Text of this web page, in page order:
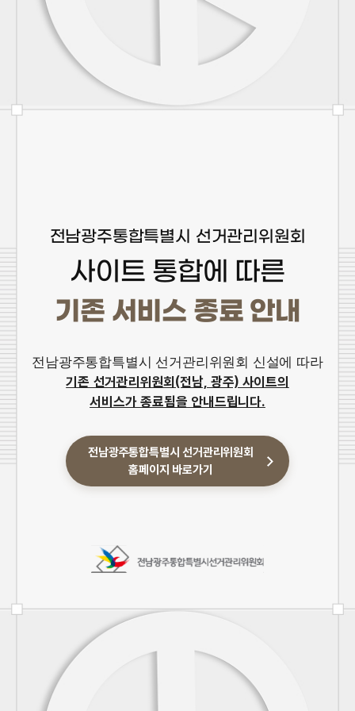
전남광주통합특별시 선거관리위원회
사이트 통합에 따른
기존 서비스 종료 안내
전남광주통합특별시 선거관리위원회 신설에 따라
기존 선거관리위원회(전남, 광주) 사이트의
서비스가 종료됨을 안내드립니다.
전남광주통합특별시 선거관리위원회
홈페이지 바로가기